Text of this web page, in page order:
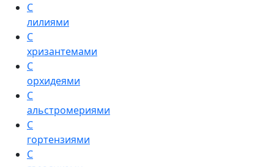
С
лилиями
С
хризантемами
С
орхидеями
С
альстромериями
С
гортензиями
С